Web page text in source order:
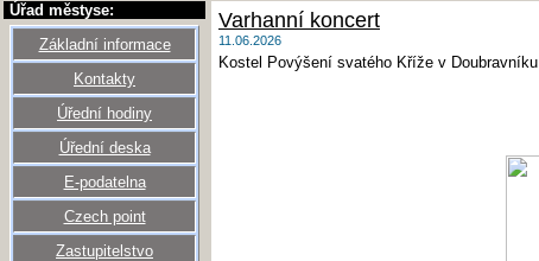
Úřad městyse:
Základní informace
Kontakty
Úřední hodiny
Úřední deska
E-podatelna
Czech point
Zastupitelstvo
Varhanní koncert
11.06.2026
Kostel Povýšení svatého Kříže v Doubravníku